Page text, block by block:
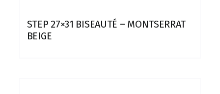
STEP 27×31 BISEAUTÉ – MONTSERRAT
BEIGE